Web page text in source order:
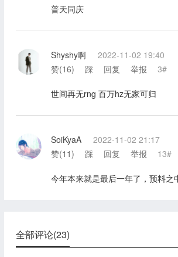
普天同庆
Shyshy啊
2022-11-02 19:40
赞(16) 踩 回复 举报 3#
世间再无rng 百万hz无家可归
SoiKyaA
2022-11-02 21:17
赞(11) 踩 回复 举报 13#
今年本来就是最后一年了，预料之
全部评论(23)